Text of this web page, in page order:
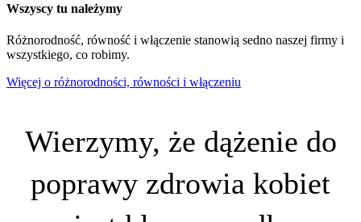
Wszyscy tu należymy
Różnorodność, równość i włączenie stanowią sedno naszej firmy i
wszystkiego, co robimy.
Więcej o różnorodności, równości i włączeniu
Wierzymy, że dążenie do
poprawy zdrowia kobiet